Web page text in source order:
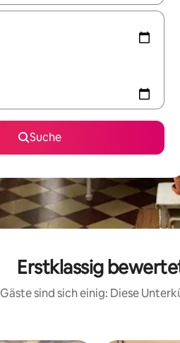
Suche
Erstklassig
Gäste sind sich einig: Diese